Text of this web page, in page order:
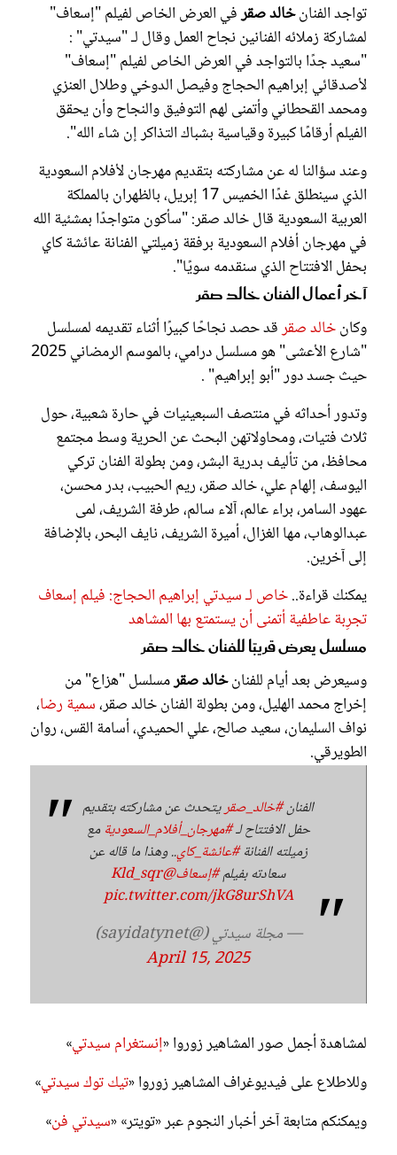
تواجد الفنانخالد صقرفي العرض الخاص لفيلم "إسعاف"
لمشاركة زملائه الفنانين نجاح العمل وقال لـ "سيدتي" :
"سعيد جدًا بالتواجد في العرض الخاص لفيلم "إسعاف"
لأصدقائي إبراهيم الحجاج وفيصل الدوخي وطلال العنزي
ومحمد القحطاني وأتمنى لهم التوفيق والنجاح وأن يحقق
الفيلم أرقامًا كبيرة وقياسية بشباك التذاكر إن شاء الله".
وعند سؤالنا له عن مشاركته بتقديم مهرجان لأفلام السعودية
الذي سينطلق غدًا الخميس 17 إبريل، بالظهران بالمملكة
العربية السعودية قال خالد صقر: "سأكون متواجدًا بمشئية الله
في مهرجان أفلام السعودية برفقة زميلتي الفنانة عائشة كاي
بحفل الافتتاح الذي سنقدمه سويًا".
آخر أعمال الفنان خالد صقر
وكانخالد صقرقد حصد نجاحًا كبيرًا أثناء تقديمه لمسلسل
"شارع الأعشى" هو مسلسل درامي، بالموسم الرمضاني 2025
حيث جسد دور "أبو إبراهيم" .
وتدور أحداثه في منتصف السبعينيات في حارة شعبية، حول
ثلاث فتيات، ومحاولاتهن البحث عن الحرية وسط مجتمع
محافظ، من ﺗﺄﻟﻴﻒ بدرية البشر، ومن بطولة الفنان تركي
اليوسف، إلهام علي، خالد صقر، ريم الحبيب، بدر محسن،
عهود السامر، براء عالم، آلاء سالم، طرفة الشريف، لمى
عبدالوهاب، مها الغزال، أميرة الشريف، نايف البحر، بالإضافة
إلى آخرين.
يمكنك قراءة..خاص لـ سيدتي إبراهيم الحجاج: فيلم إسعاف
تجرِبة عاطفية أتمنى أن يستمتع بها المشاهد
مسلسل يعرض قريبًا للفنان خالد صقر
وسيعرض بعد أيام للفنانخالد صقرمسلسل "هزاع" من
ﺇﺧﺮاﺝ محمد الهليل، ومن بطولة الفنان خالد صقر،سمية رضا،
نواف السليمان، سعيد صالح، علي الحميدي، أسامة القس، روان
الطويرقي.
الفنان#خالد_صقريتحدث عن مشاركته بتقديم
حفل الافتتاح لـ#مهرجان_أفلام_السعودية مع
زميلته الفنانة#عائشة_كاي.. وهذا ما قاله عن
سعادته بفيلم#إسعاف@Kld_sqr
pic.twitter.com/jkG8urShVA
— مجلة سيدتي (@sayidatynet)
April 15, 2025
لمشاهدة أجمل صور المشاهير زوروا «إنستغرام سيدتي»
وللاطلاع على فيديوغراف المشاهير زوروا «تيك توك سيدتي»
ويمكنكم متابعة آخر أخبار النجوم عبر «تويتر» «سيدتي فن»
مجلة سيدتي
غلاف رفمي